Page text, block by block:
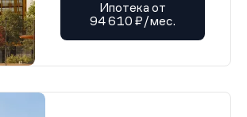
Ипотека от
94 610 ₽/мес.